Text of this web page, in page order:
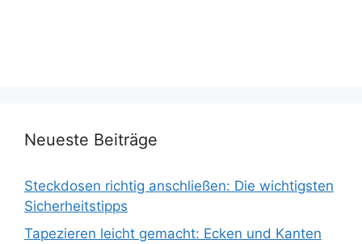
Neueste Beiträge
Steckdosen richtig anschließen: Die wichtigsten
Sicherheitstipps
Tapezieren leicht gemacht: Ecken und Kanten